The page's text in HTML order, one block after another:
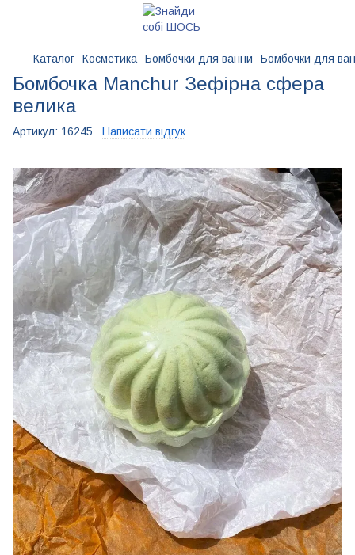
Каталог Косметика Бомбочки для ванни Бомбочки для
Бомбочка Manchur Зефірна сфера
велика
Артикул: 16245 Написати відгук